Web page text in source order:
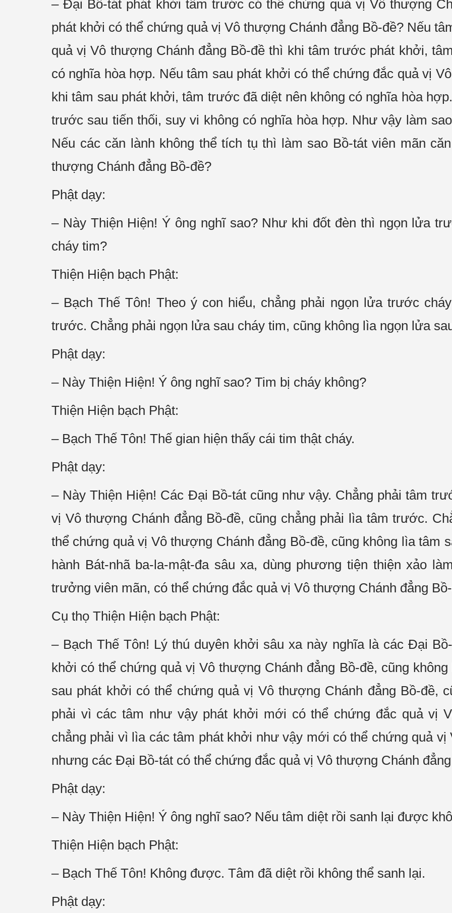
– Đại Bồ-tát phát khởi tâm trước có thể chứng quả vị Vô thượng
phát khởi có thể chứng quả vị Vô thượng Chánh đẳng Bồ-đề? Nếu
quả vị Vô thượng Chánh đẳng Bồ-đề thì khi tâm trước phát khởi,
có nghĩa hòa hợp. Nếu tâm sau phát khởi có thể chứng đắc quả vị
khi tâm sau phát khởi, tâm trước đã diệt nên không có nghĩa hòa
trước sau tiến thối, suy vi không có nghĩa hòa hợp. Như vậy làm
Nếu các căn lành không thể tích tụ thì làm sao Bồ-tát viên mãn
thượng Chánh đẳng Bồ-đề?
Phật dạy:
– Này Thiện Hiện! Ý ông nghĩ sao? Như khi đốt đèn thì ngọn lửa
cháy tim?
Thiện Hiện bạch Phật:
– Bạch Thế Tôn! Theo ý con hiểu, chẳng phải ngọn lửa trước
trước. Chẳng phải ngọn lửa sau cháy tim, cũng không lìa ngọn lửa
Phật dạy:
– Này Thiện Hiện! Ý ông nghĩ sao? Tim bị cháy không?
Thiện Hiện bạch Phật:
– Bạch Thế Tôn! Thế gian hiện thấy cái tim thật cháy.
Phật dạy:
– Này Thiện Hiện! Các Đại Bồ-tát cũng như vậy. Chẳng phải tâm
vị Vô thượng Chánh đẳng Bồ-đề, cũng chẳng phải lìa tâm trước.
thể chứng quả vị Vô thượng Chánh đẳng Bồ-đề, cũng không lìa tâm
hành Bát-nhã ba-la-mật-đa sâu xa, dùng phương tiện thiện xảo
trưởng viên mãn, có thể chứng đắc quả vị Vô thượng Chánh đẳng
Cụ thọ Thiện Hiện bạch Phật:
– Bạch Thế Tôn! Lý thú duyên khởi sâu xa này nghĩa là các Đại
khởi có thể chứng quả vị Vô thượng Chánh đẳng Bồ-đề, cũng
sau phát khởi có thể chứng quả vị Vô thượng Chánh đẳng Bồ-đề,
phải vì các tâm như vậy phát khởi mới có thể chứng đắc quả vị
chẳng phải vì lìa các tâm phát khởi như vậy mới có thể chứng quả vị
nhưng các Đại Bồ-tát có thể chứng đắc quả vị Vô thượng Chánh
Phật dạy:
– Này Thiện Hiện! Ý ông nghĩ sao? Nếu tâm diệt rồi sanh lại được
Thiện Hiện bạch Phật:
– Bạch Thế Tôn! Không được. Tâm đã diệt rồi không thể sanh lại.
Phật dạy: